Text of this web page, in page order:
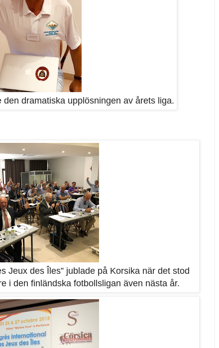
dramatiska upplösningen av årets liga.
Jeux des Îles” jublade på Korsika när det stod
i den finländska fotbollsligan även nästa år.